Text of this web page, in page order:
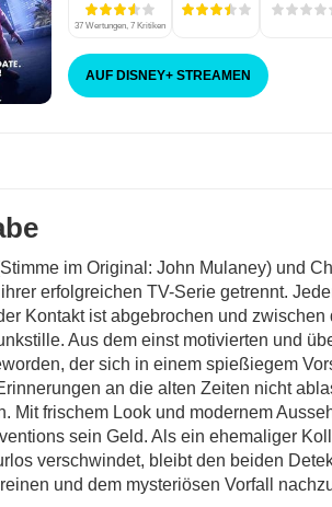
37 Wertungen, 7 Kritiken
AUF DISNEY+ STREAMEN
im Original: John Mulaney) und
erfolgreichen TV-Serie getrennt.
Kontakt ist abgebrochen und zwischen
Aus dem einst motivierten und
der sich in einem spießiegem
an die alten Zeiten nicht
Mit frischem Look und modernem
sein Geld. Als ein ehemaliger
verschwindet, bleibt den beiden
und dem mysteriösen Vorfall